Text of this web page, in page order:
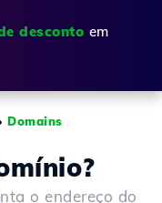
desconto em
Domains
o endereço do